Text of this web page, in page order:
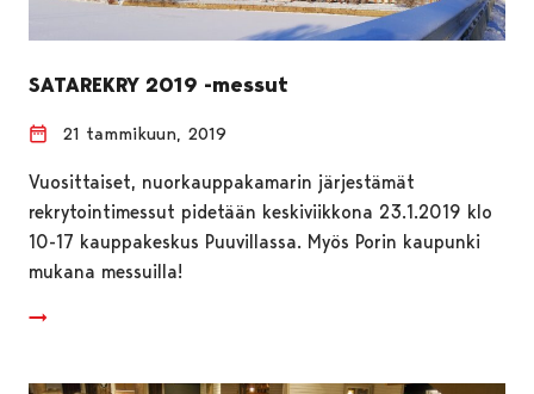
SATAREKRY 2019 -messut
21 tammikuun, 2019
Vuosittaiset, nuorkauppakamarin järjestämät
rekrytointimessut pidetään keskiviikkona 23.1.2019 klo
10-17 kauppakeskus Puuvillassa. Myös Porin kaupunki
mukana messuilla!